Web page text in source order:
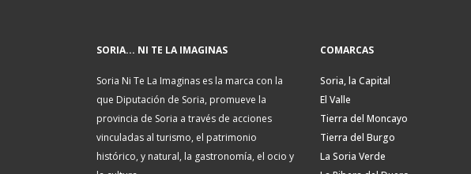
SORIA... NI TE LA IMAGINAS
Soria Ni Te La Imaginas es la marca con la
que Diputación de Soria, promueve la
provincia de Soria a través de acciones
vinculadas al turismo, el patrimonio
histórico, y natural, la gastronomía, el ocio y
COMARCAS
Soria, la Capital
El Valle
Tierra del Moncayo
Tierra del Burgo
La Soria Verde